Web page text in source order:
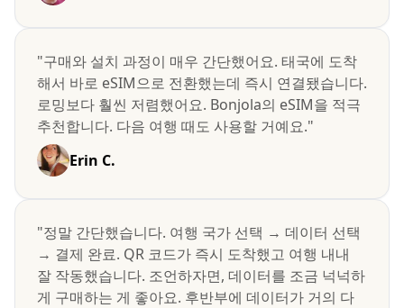
"구매와 설치 과정이 매우 간단했어요. 태국에 도착
해서 바로 eSIM으로 전환했는데 즉시 연결됐습니다.
로밍보다 훨씬 저렴했어요. Bonjola의 eSIM을 적극
추천합니다. 다음 여행 때도 사용할 거예요."
Erin C.
"정말 간단했습니다. 여행 국가 선택 → 데이터 선택
→ 결제 완료. QR 코드가 즉시 도착했고 여행 내내
잘 작동했습니다. 조언하자면, 데이터를 조금 넉넉하
게 구매하는 게 좋아요. 후반부에 데이터가 거의 다